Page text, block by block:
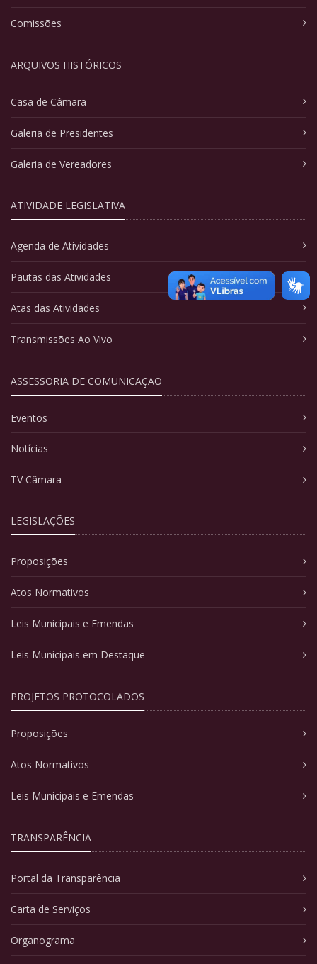
Comissões
ARQUIVOS HISTÓRICOS
Casa de Câmara
Galeria de Presidentes
Galeria de Vereadores
ATIVIDADE LEGISLATIVA
Agenda de Atividades
Pautas das Atividades
Atas das Atividades
Transmissões Ao Vivo
ASSESSORIA DE COMUNICAÇÃO
Eventos
Notícias
TV Câmara
LEGISLAÇÕES
Proposições
Atos Normativos
Leis Municipais e Emendas
Leis Municipais em Destaque
PROJETOS PROTOCOLADOS
Proposições
Atos Normativos
Leis Municipais e Emendas
TRANSPARÊNCIA
Portal da Transparência
Carta de Serviços
Organograma